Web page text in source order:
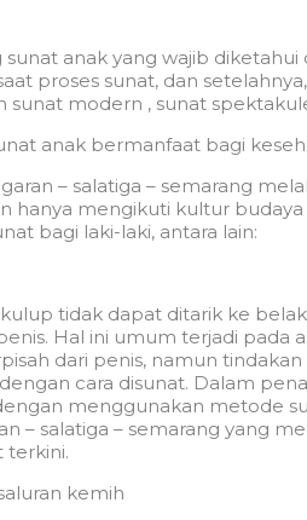
anak yang wajib
proses sunat, dan
modern , sunat
anak bermanfaat bagi
– salatiga – semarang
hanya mengikuti kultur
bagi laki-laki, antara lain:
tidak dapat ditarik ke
Hal ini umum terjadi pada
dari penis, namun
cara disunat. Dalam
menggunakan metode
– salatiga – semarang yang
terkini.
kemih